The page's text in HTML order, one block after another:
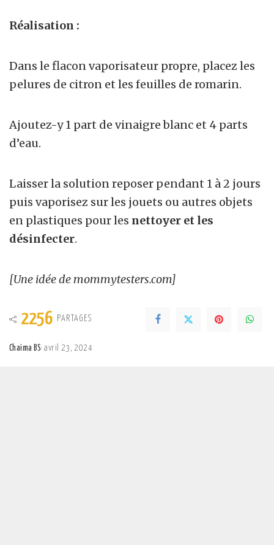
Réalisation :
Dans le flacon vaporisateur propre, placez les
pelures de citron et les feuilles de romarin.
Ajoutez-y 1 part de vinaigre blanc et 4 parts
d’eau.
Laisser la solution reposer pendant 1 à 2 jours
puis vaporisez sur les jouets ou autres objets
en plastiques pour les nettoyer et les
désinfecter.
[Une idée de mommytesters.com]
2256 PARTAGES
Chaima BS avril 23, 2024